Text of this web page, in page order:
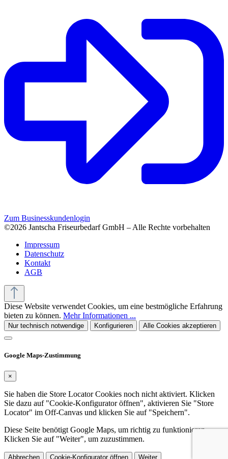
Zum Businesskundenlogin
©2026 Jantscha Friseurbedarf GmbH – Alle Rechte vorbehalten
Impressum
Datenschutz
Kontakt
AGB
Diese Website verwendet Cookies, um eine bestmögliche Erfahrung
bieten zu können. Mehr Informationen ...
Nur technisch notwendige Konfigurieren Alle Cookies akzeptieren
Google Maps-Zustimmung
×
Sie haben die Store Locator Cookies noch nicht aktiviert. Klicken
Sie dazu auf "Cookie-Konfigurator öffnen", aktivieren Sie "Store
Locator" im Off-Canvas und klicken Sie auf "Speichern".
Diese Seite benötigt Google Maps, um richtig zu funktionieren.
Klicken Sie auf "Weiter", um zuzustimmen.
Abbrechen Cookie-Konfigurator öffnen Weiter